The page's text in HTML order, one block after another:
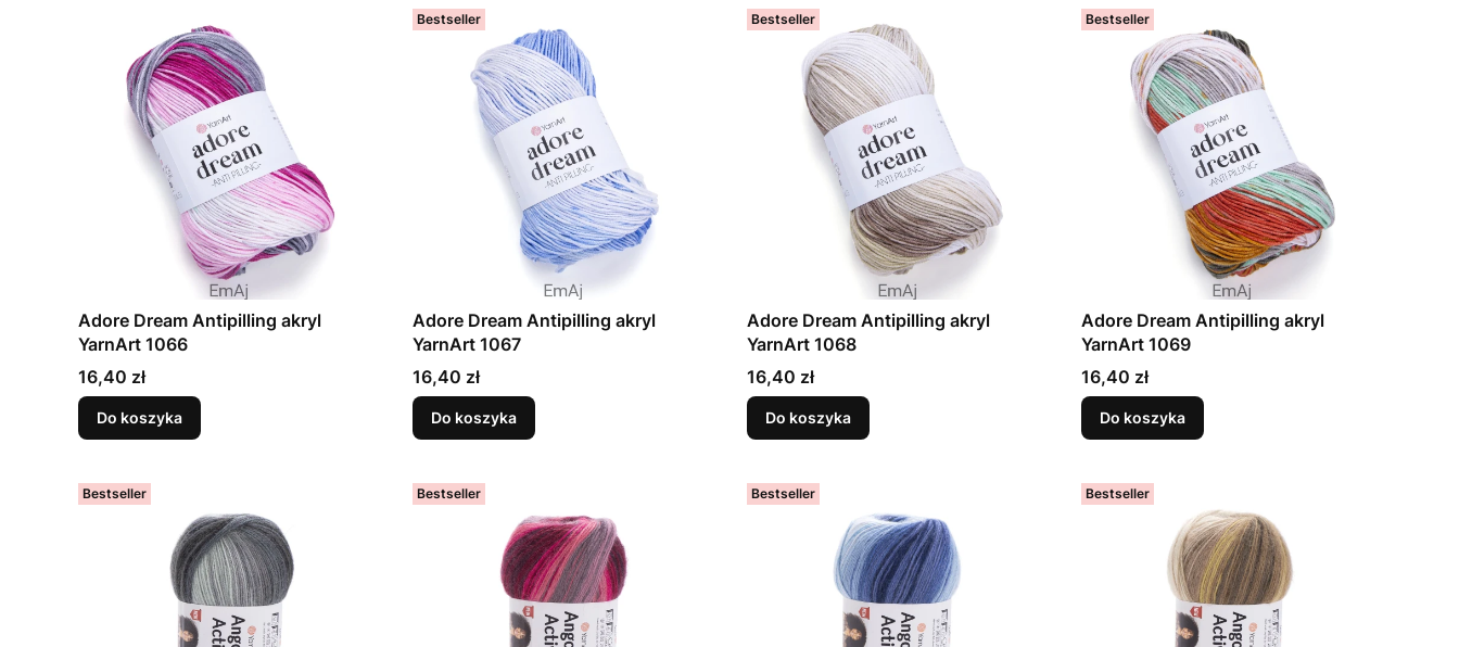
Adore Dream Antipilling akryl
YarnArt 1066
Cena
16,40 zł
Do koszyka
Bestseller
Adore Dream Antipilling akryl
YarnArt 1067
Cena
16,40 zł
Do koszyka
Bestseller
Adore Dream Antipilling akryl
YarnArt 1068
Cena
16,40 zł
Do koszyka
Bestseller
Adore Dream Antipilling akryl
YarnArt 1069
Cena
16,40 zł
Do koszyka
Bestseller Bestseller Bestseller Bestseller